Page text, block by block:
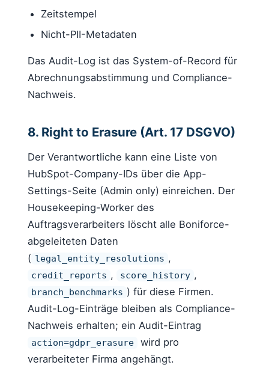
Zeitstempel
Nicht-PII-Metadaten
Das Audit-Log ist das System-of-Record für
Abrechnungsabstimmung und Compliance-
Nachweis.
8. Right to Erasure (Art. 17 DSGVO)
Der Verantwortliche kann eine Liste von
HubSpot-Company-IDs über die App-
Settings-Seite (Admin only) einreichen. Der
Housekeeping-Worker des
Auftragsverarbeiters löscht alle Boniforce-
abgeleiteten Daten
( legal_entity_resolutions ,
credit_reports , score_history ,
branch_benchmarks ) für diese Firmen.
Audit-Log-Einträge bleiben als Compliance-
Nachweis erhalten; ein Audit-Eintrag
action=gdpr_erasure
wird pro
verarbeiteter Firma angehängt.